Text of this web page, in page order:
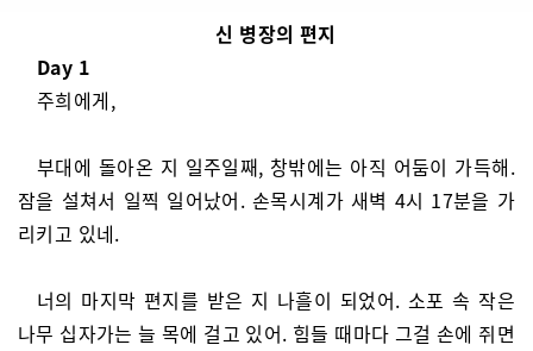
신 병장의 편지
Day 1
주희에게,
부대에 돌아온 지 일주일째, 창밖에는 아직 어둠이 가득해.
잠을 설쳐서 일찍 일어났어. 손목시계가 새벽 4시 17분을 가
리키고 있네.
너의 마지막 편지를 받은 지 나흘이 되었어. 소포 속 작은
나무 십자가는 늘 목에 걸고 있어. 힘들 때마다 그걸 손에 쥐면